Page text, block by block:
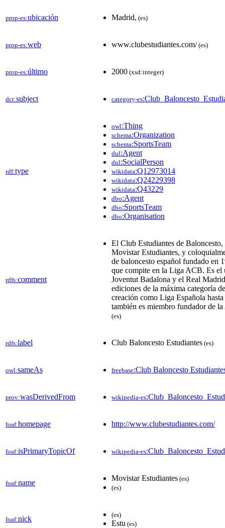
prop-es:ubicación Madrid, (es)
prop-es:web www.clubestudiantes.com/ (es)
prop-es:último 2000 (xsd:integer)
dct:subject category-es
rdf:type
owl:Thing
schema:Organization
schema:SportsTeam
dul:Agent
dul:SocialPerson
wikidata:Q12973014
wikidata:Q24229398
wikidata:Q43229
dbo:Agent
dbo:SportsTeam
dbo:Organisation
rdfs:comment
El Club Estudiantes de
Movistar Estudiantes, y
de baloncesto español fundado en
que compite en la Liga ACB. Es
Joventut Badalona y el Real
ediciones de la máxima categoría
creación como Liga Española
también es miembro fundador de
(es)
rdfs:label Club Baloncesto Estudiantes (es)
owl:sameAs freebase:Club Baloncesto
prov:wasDerivedFrom wikipedia-es
foaf:homepage http://www.clubestudiantes.com/
foaf:isPrimaryTopicOf wikipedia-es
foaf:name
Movistar Estudiantes (es)
(es)
foaf:nick (es)
Estu (es)